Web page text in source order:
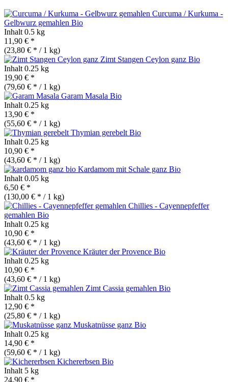
Curcuma / Kurkuma -
Gelbwurz gemahlen Bio
Inhalt 0.5 kg
11,90 € *
(23,80 € * / 1 kg)
Zimt Stangen Ceylon ganz Bio
Inhalt 0.25 kg
19,90 € *
(79,60 € * / 1 kg)
Garam Masala Bio
Inhalt 0.25 kg
13,90 € *
(55,60 € * / 1 kg)
Thymian gerebelt Bio
Inhalt 0.25 kg
10,90 € *
(43,60 € * / 1 kg)
Kardamom mit Schale ganz Bio
Inhalt 0.05 kg
6,50 € *
(130,00 € * / 1 kg)
Chillies - Cayennepfeffer
gemahlen Bio
Inhalt 0.25 kg
10,90 € *
(43,60 € * / 1 kg)
Kräuter der Provence Bio
Inhalt 0.25 kg
10,90 € *
(43,60 € * / 1 kg)
Zimt Cassia gemahlen Bio
Inhalt 0.5 kg
12,90 € *
(25,80 € * / 1 kg)
Muskatnüsse ganz Bio
Inhalt 0.25 kg
14,90 € *
(59,60 € * / 1 kg)
Kichererbsen Bio
Inhalt 5 kg
24,90 € *